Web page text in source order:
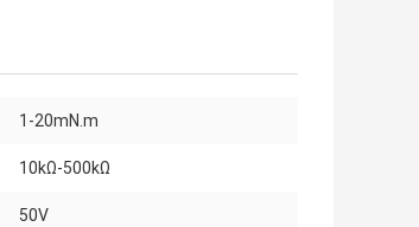
1-20mN.m
10kΩ-500kΩ
50V